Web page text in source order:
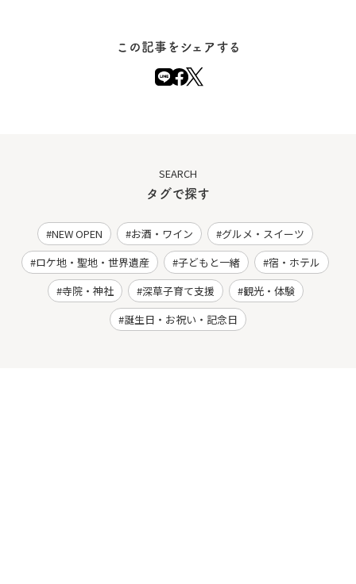
この記事をシェアする
SEARCH
タグで探す
NEW OPEN お酒・ワイン
グルメ・スイーツ
ロケ地・聖地・世界遺産
子どもと一緒
宿・ホテル
寺院・神社
深草子育て支援
観光・体験
誕生日・お祝い・記念日